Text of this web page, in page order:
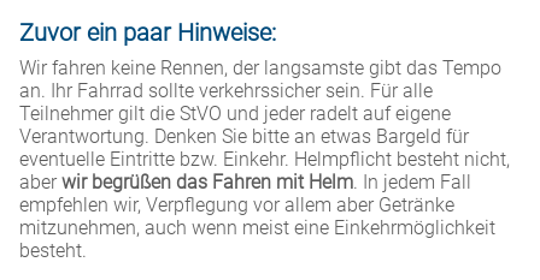
Zuvor ein paar Hinweise:
Wir fahren keine Rennen, der langsamste gibt das Tempo
an. Ihr Fahrrad sollte verkehrssicher sein. Für alle
Teilnehmer gilt die StVO und jeder radelt auf eigene
Verantwortung. Denken Sie bitte an etwas Bargeld für
eventuelle Eintritte bzw. Einkehr. Helmpflicht besteht nicht,
aber wir begrüßen das Fahren mit Helm. In jedem Fall
empfehlen wir, Verpflegung vor allem aber Getränke
mitzunehmen, auch wenn meist eine Einkehrmöglichkeit
besteht.